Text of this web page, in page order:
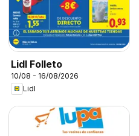
Lidl Folleto
10/08 - 16/08/2026
Lidl